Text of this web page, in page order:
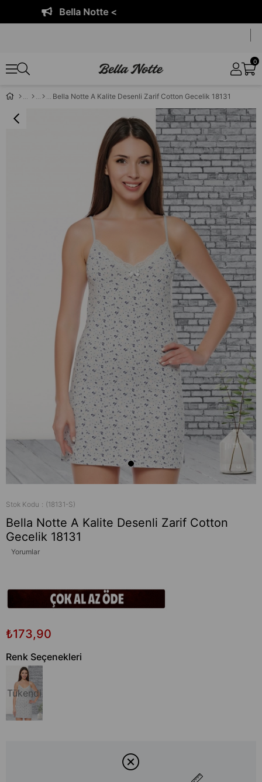
Bella Notte <
0
Bella Notte A Kalite Desenli Zarif Cotton Gecelik 18131
Stok Kodu (18131-S)
Bella Notte A Kalite Desenli Zarif Cotton
Gecelik 18131
Yorumlar
₺173,90
Renk Seçenekleri
Tükendi